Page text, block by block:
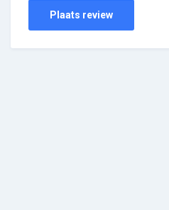
Plaats review